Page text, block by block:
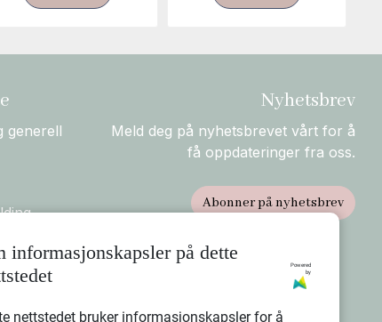
informasjonskapsler på dette
Powered
by
nettstedet bruker informasjonskapsler for å
generell
og
Nyhetsbrev
Meld deg på nyhetsbrevet vårt for å
få oppdateringer fra oss.
Abonner på nyhetsbrev